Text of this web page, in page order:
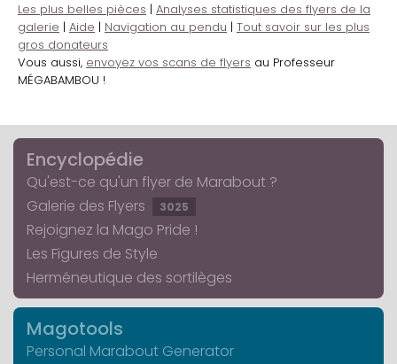
Les plus belles pièces | Analyses statistiques des flyers de la
galerie | Aide | Navigation au pendu | Tout savoir sur les plus
gros donateurs
Vous aussi, envoyez vos scans de flyers au Professeur
MÉGABAMBOU !
Encyclopédie
Qu'est-ce qu'un flyer de Marabout ?
Galerie des Flyers
3025
Rejoignez la Mago Pride !
Les Figures de Style
Herméneutique des sortilèges
Magotools
Personal Marabout Generator